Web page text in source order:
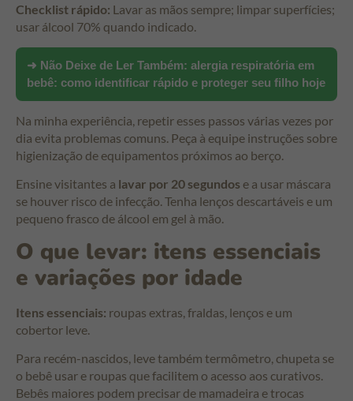
Checklist rápido: Lavar as mãos sempre; limpar superfícies;
usar álcool 70% quando indicado.
➜ Não Deixe de Ler Também: alergia respiratória em
bebê: como identificar rápido e proteger seu filho hoje
Na minha experiência, repetir esses passos várias vezes por
dia evita problemas comuns. Peça à equipe instruções sobre
higienização de equipamentos próximos ao berço.
Ensine visitantes a lavar por 20 segundos e a usar máscara
se houver risco de infecção. Tenha lenços descartáveis e um
pequeno frasco de álcool em gel à mão.
O que levar: itens essenciais
e variações por idade
Itens essenciais: roupas extras, fraldas, lenços e um
cobertor leve.
Para recém-nascidos, leve também termômetro, chupeta se
o bebê usar e roupas que facilitem o acesso aos curativos.
Bebês maiores podem precisar de mamadeira e trocas